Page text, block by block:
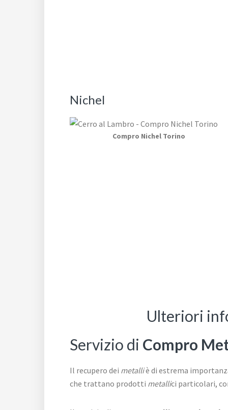
Nichel
Compro Nichel Torino
Ulteriori
Servizio di Compro
Il recupero dei metalliè di estrema
che trattano prodotti metallici particolari,